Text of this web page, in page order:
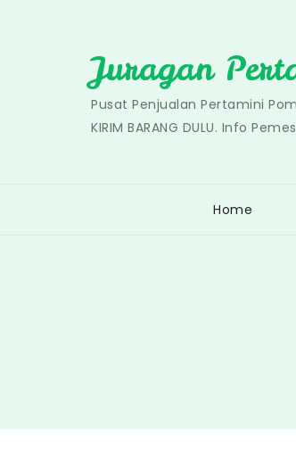
Juragan
Pusat Penjualan Pertamini
KIRIM BARANG DULU. Info
Home